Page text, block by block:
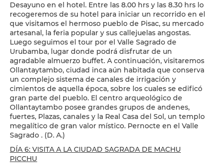
Desayuno en el hotel. Entre las 8.00 hrs y las 8.30 hrs lo
recogeremos de su hotel para iniciar un recorrido en el
que visitamos el hermoso pueblo de Pisac, su mercado
artesanal, la feria popular y sus callejuelas angostas.
Luego seguimos el tour por el Valle Sagrado de
Urubamba, lugar donde podrá disfrutar de un
agradable almuerzo buffet. A continuación, visitaremos
Ollantaytambo, ciudad inca aún habitada que conserva
un complejo sistema de canales de irrigación y
cimientos de aquella época, sobre los cuales se edificó
gran parte del pueblo. El centro arqueológico de
Ollantaytambo posee grandes grupos de andenes,
fuertes, Plazas, canales y la Real Casa del Sol, un templo
megalítico de gran valor místico. Pernocte en el Valle
Sagrado . (D. A.)
DÍA 6: VISITA A LA CIUDAD SAGRADA DE MACHU
PICCHU